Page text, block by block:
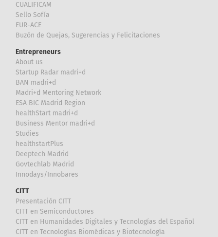
CUALIFICAM
Sello Sofía
EUR-ACE
Buzón de Quejas, Sugerencias y Felicitaciones
Entrepreneurs
About us
Startup Radar madri+d
BAN madri+d
Madri+d Mentoring Network
ESA BIC Madrid Region
healthStart madri+d
Business Mentor madri+d
Studies
healthstartPlus
Deeptech Madrid
Govtechlab Madrid
Innodays/Innobares
CITT
Presentación CITT
CITT en Semiconductores
CITT en Humanidades Digitales y Tecnologías del Español
CITT en Tecnologías Biomédicas y Biotecnología